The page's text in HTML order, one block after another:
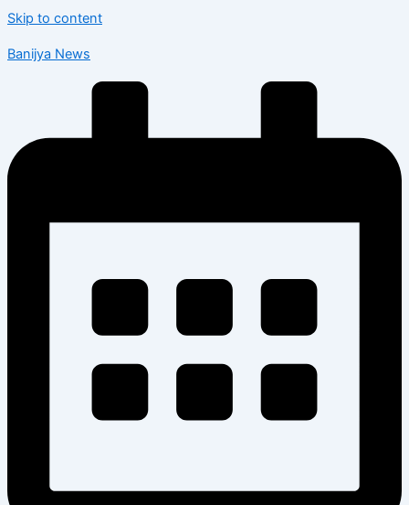
Skip to content
Banijya News